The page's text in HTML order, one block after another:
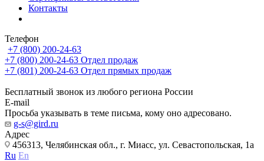
Контакты
Телефон
+7 (800) 200-24-63
+7 (800) 200-24-63 Отдел продаж
+7 (801) 200-24-63 Отдел прямых продаж
Бесплатный звонок из любого региона России
E-mail
Просьба указывать в теме письма, кому оно адресовано.
g-s@gird.ru
Адрес
456313, Челябинская обл., г. Миасс, ул. Севастопольская, 1а
Ru En